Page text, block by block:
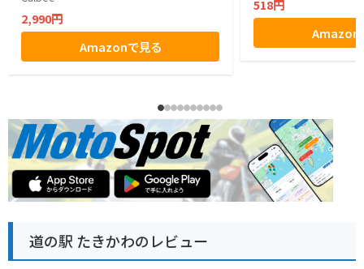
2,990円
Amazonで見る
518円
Amazon
道の駅 たきかわのレビュー